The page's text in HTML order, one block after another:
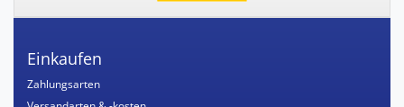
Einkaufen
Zahlungsarten